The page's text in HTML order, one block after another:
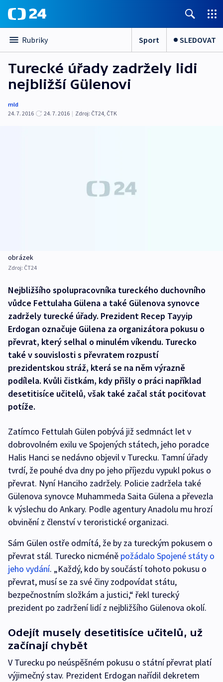
Rubriky Sport SLEDOVAT
Turecké úřady zadržely lidi
nejbližší Gülenovi
mld
24. 7. 2016
24. 7. 2016 | Zdroj: ČT24, ČTK
obrázek
Zdroj: ČT24
Nejbližšího spolupracovníka tureckého duchovního
vůdce Fettulaha Gülena a také Gülenova synovce
zadržely turecké úřady. Prezident Recep Tayyip
Erdogan označuje Gülena za organizátora pokusu o
převrat, který selhal o minulém víkendu. Turecko
také v souvislosti s převratem rozpustí
prezidentskou stráž, která se na něm výrazně
podílela. Kvůli čistkám, kdy přišly o práci například
desetitisíce učitelů, však také začal stát pociťovat
potíže.
Zatímco Fettulah Gülen pobývá již sedmnáct let v
dobrovolném exilu ve Spojených státech, jeho poradce
Halis Hanci se nedávno objevil v Turecku. Tamní úřady
tvrdí, že pouhé dva dny po jeho příjezdu vypukl pokus o
převrat. Nyní Hanciho zadržely. Policie zadržela také
Gülenova synovce Muhammeda Saita Gülena a převezla
k výslechu do Ankary. Podle agentury Anadolu mu hrozí
obvinění z členství v teroristické organizaci.
Sám Gülen ostře odmítá, že by za tureckým pokusem o
převrat stál. Turecko nicméně požádalo Spojené státy o
jeho vydání. „Každý, kdo by součástí tohoto pokusu o
převrat, musí se za své činy zodpovídat státu,
bezpečnostním složkám a justici,“ řekl turecký
prezident po zadržení lidí z nejbližšího Gülenova okolí.
Odejít musely desetitisíce učitelů, už
začínají chybět
V Turecku po neúspěšném pokusu o státní převrat platí
výjimečný stav. Prezident Erdogan nařídil dekretem